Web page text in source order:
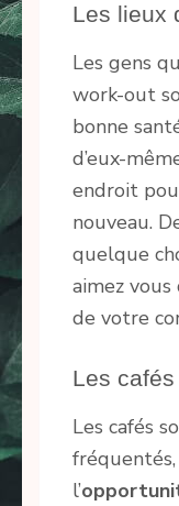
Les lieux
Les gens
work-out
bonne
d’eux-
endroit
nouveau.
quelque
aimez
de votre
Les cafés
Les cafés
l’